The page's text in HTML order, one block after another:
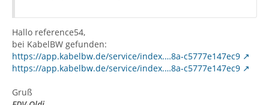
Hallo reference54,
bei KabelBW gefunden:
https://app.kabelbw.de/service/index.…8a-c5777e147ec9
https://app.kabelbw.de/service/index.…8a-c5777e147ec9
Gruß